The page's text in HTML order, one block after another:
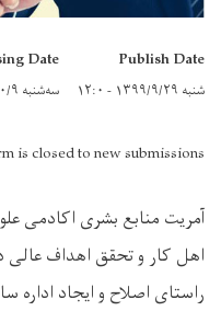
Publish Date
شنبه ۱۳۹۹/۹/۲۹ - ۱۲:۰
Date
سه‌شنبه ۱۳۹۹/۱۰/۹ - ۱۲:۰
is closed to new submissions.
آمریت منابع بشری اکادمی
اهل کار و تحقق اهداف عالی
راستای اصلاح و ایجاد